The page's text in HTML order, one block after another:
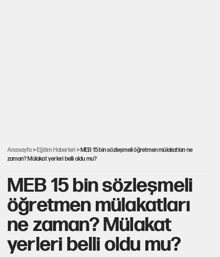
Anasayfa >Eğitim Haberleri > MEB 15 bin sözleşmeli öğretmen mülakatları ne
zaman? Mülakat yerleri belli oldu mu?
MEB 15 bin sözleşmeli
öğretmen mülakatları
ne zaman? Mülakat
yerleri belli oldu mu?